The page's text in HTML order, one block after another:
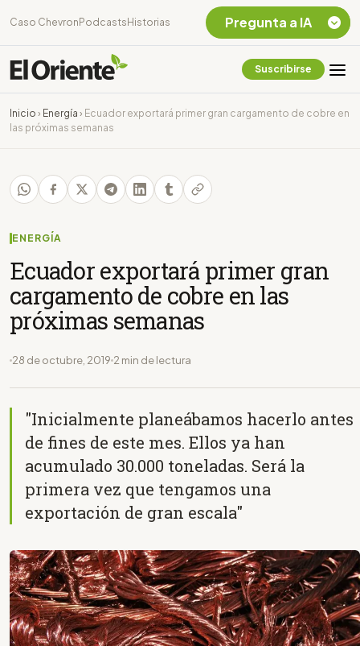
Caso Chevron Podcasts Historias
Suscribirse
Inicio › Energía › Ecuador exportará primer gran cargamento de cobre en
las próximas semanas
ENERGÍA
Ecuador exportará primer gran
cargamento de cobre en las
próximas semanas
28 de octubre, 2019 2 min de lectura
"Inicialmente planeábamos hacerlo antes
de fines de este mes. Ellos ya han
acumulado 30.000 toneladas. Será la
primera vez que tengamos una
exportación de gran escala"
Pregunta a IA
Chevron Ecuador